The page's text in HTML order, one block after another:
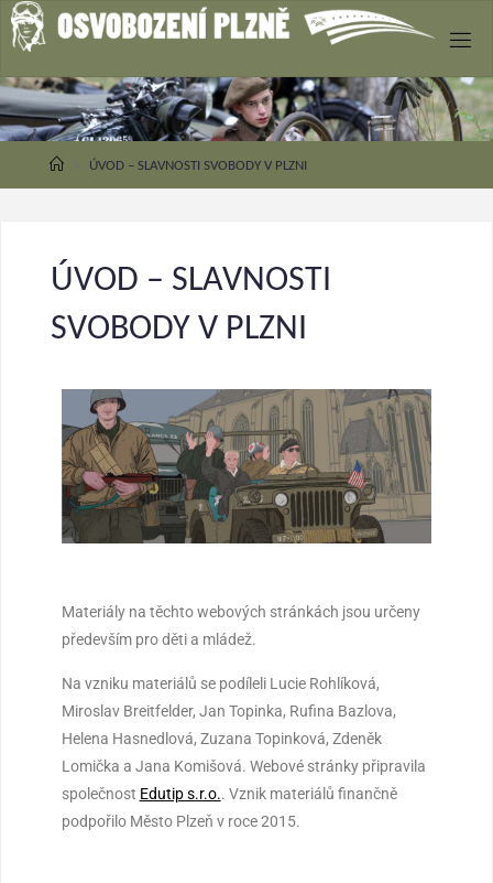
O
SV
OB
ENÍ
ÚVOD – SLAVNOSTI SVOBODY V PLZNI
ÚVOD – SLAVNOSTI
SVOBODY V PLZNI
Materiály na těchto webových stránkách jsou určeny
především pro děti a mládež.
Na vzniku materiálů se podíleli Lucie Rohlíková,
Miroslav Breitfelder, Jan Topinka, Rufina Bazlova,
Helena Hasnedlová, Zuzana Topinková, Zdeněk
Lomička a Jana Komišová. Webové stránky připravila
společnost Edutip s.r.o.. Vznik materiálů finančně
podpořilo Město Plzeň v roce 2015.